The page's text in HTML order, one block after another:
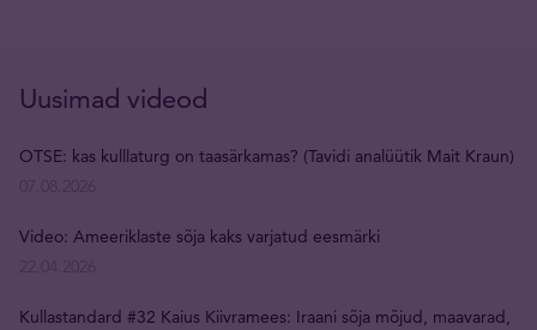
Uusimad videod
OTSE: kas kulllaturg on taasärkamas? (Tavidi analüütik Mait Kraun)
Video: Ameeriklaste sõja kaks varjatud eesmärki
Kullastandard #32 Kaius Kiivramees: Iraani sõja mõjud, maavarad,